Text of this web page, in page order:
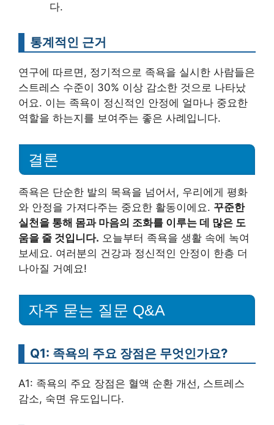
다.
통계적인 근거
연구에 따르면, 정기적으로 족욕을 실시한 사람들은
스트레스 수준이 30% 이상 감소한 것으로 나타났
어요. 이는 족욕이 정신적인 안정에 얼마나 중요한
역할을 하는지를 보여주는 좋은 사례입니다.
결론
족욕은 단순한 발의 목욕을 넘어서, 우리에게 평화
와 안정을 가져다주는 중요한 활동이에요. 꾸준한
실천을 통해 몸과 마음의 조화를 이루는 데 많은 도
움을 줄 것입니다. 오늘부터 족욕을 생활 속에 녹여
보세요. 여러분의 건강과 정신적인 안정이 한층 더
나아질 거예요!
자주 묻는 질문 Q&A
Q1: 족욕의 주요 장점은 무엇인가요?
A1: 족욕의 주요 장점은 혈액 순환 개선, 스트레스
감소, 숙면 유도입니다.